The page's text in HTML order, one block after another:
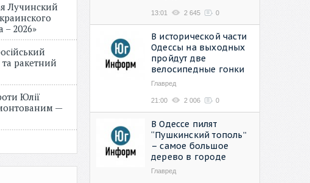
Лучинский
– 2026»
ракетний
Юлії
—
13:01 2 645 0
В исторической части
Одессы на выходных
пройдут две
велосипедные гонки
Главред
21:00 2 006 0
В Одессе пилят
“Пушкинский тополь”
– самое большое
дерево в городе
Главред